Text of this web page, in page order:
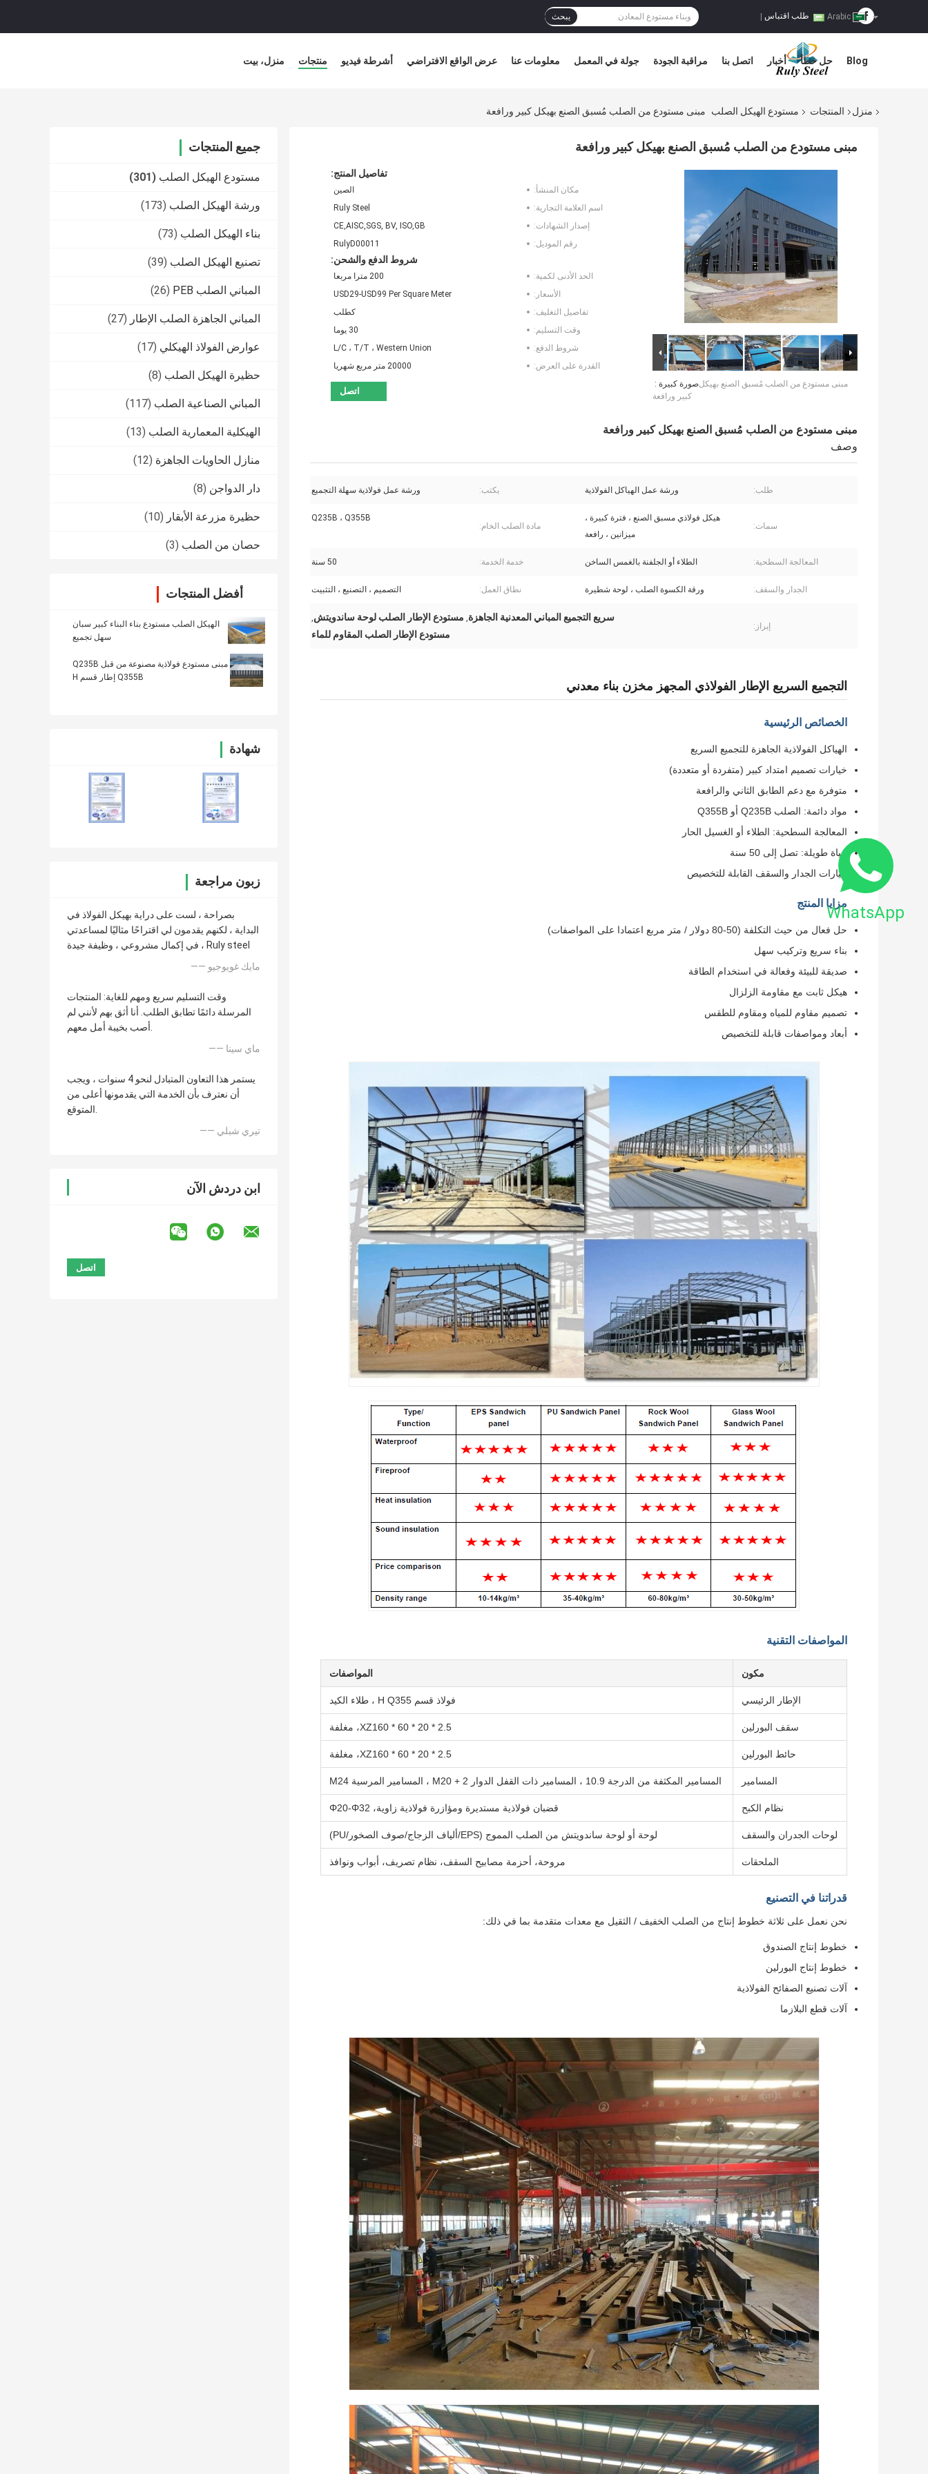
طلب اقتباس يبحث
منزل، بيت منتجات أشرطة فيديو عرض الواقع الافتراضي معلومات عنا جولة في المعمل مراقبة الجودة اتصل بنا أخبار حل خطأ Blog
منزل المنتجات مستودع الهيكل الصلب مبنى مستودع من الصلب مُسبق الصنع بهيكل كبير ورافعة
جميع المنتجات
مستودع الهيكل الصلب (301)
ورشة الهيكل الصلب (173)
بناء الهيكل الصلب (73)
تصنيع الهيكل الصلب (39)
المباني الصلب PEB (26)
المباني الجاهزة الصلب الإطار (27)
عوارض الفولاذ الهيكلي (17)
حظيرة الهيكل الصلب (8)
المباني الصناعية الصلب (117)
الهيكلية المعمارية الصلب (13)
منازل الحاويات الجاهزة (12)
دار الدواجن (8)
حظيرة مزرعة الأبقار (10)
حصان من الصلب (3)
أفضل المنتجات
الهيكل الصلب مستودع بناء البناء كبير سبان
سهل تجميع
مبنى مستودع فولاذية مصنوعة من قبل Q235B
Q355B إطار قسم H
شهادة
زبون مراجعة
بصراحة ، لست على دراية بهيكل الفولاذ في
البداية ، لكنهم يقدمون لي اقتراحًا مثاليًا لمساعدتي
في إكمال مشروعي ، وظيفة جيدة ، Ruly steel
—— مايك غويوجيو
وقت التسليم سريع ومهم للغاية: المنتجات
المرسلة دائمًا تطابق الطلب. أنا أثق بهم لأنني لم
أصب بخيبة أمل معهم.
—— ماي سينا
يستمر هذا التعاون المتبادل لنحو 4 سنوات ، ويجب
أن نعترف بأن الخدمة التي يقدمونها أعلى من
المتوقع.
—— تيري شبلي
ابن دردش الآن
مبنى مستودع من الصلب مُسبق الصنع بهيكل كبير ورافعة
صورة كبيرة :مبنى مستودع من الصلب مُسبق الصنع بهيكل
كبير ورافعة
تفاصيل المنتج:
مكان المنشأ:
الصين
اسم العلامة التجارية:
Ruly Steel
إصدار الشهادات:
CE,AISC,SGS, BV, ISO,GB
رقم الموديل:
RulyD00011
شروط الدفع والشحن:
الحد الأدنى لكمية:
200 مترا مربعا
الأسعار:
USD29-USD99 Per Square Meter
تفاصيل التغليف:
كطلب
وقت التسليم:
30 يوما
شروط الدفع:
L/C ، T/T ، Western Union
القدرة على العرض:
20000 متر مربع شهريا
اتصل
مبنى مستودع من الصلب مُسبق الصنع بهيكل كبير ورافعة
وصف
طلب: ورشة عمل الهياكل الفولاذية يكتب: ورشة عمل فولاذية سهلة التجميع
سمات:
هيكل فولاذي مسبق الصنع ، فترة كبيرة ،
ميزانين ، رافعة
مادة الصلب الخام:
Q235B ، Q355B
المعالجة السطحية: الطلاء أو الجلفنة بالغمس الساخن خدمة الخدمة: 50 سنة
الجدار والسقف: ورقة الكسوة الصلب ، لوحة شطيرة نطاق العمل: التصميم ، التصنيع ، التثبيت
إبراز:
سريع التجميع المباني المعدنية الجاهزة, مستودع الإطار الصلب لوحة ساندويتش,
مستودع الإطار الصلب المقاوم للماء
التجميع السريع الإطار الفولاذي المجهز مخزن بناء معدني
الخصائص الرئيسية
الهياكل الفولاذية الجاهزة للتجميع السريع
خيارات تصميم امتداد كبير (متفردة أو متعددة)
متوفرة مع دعم الطابق الثاني والرافعة
مواد دائمة: الصلب Q235B أو Q355B
المعالجة السطحية: الطلاء أو الغسيل الحار
حياة طويلة: تصل إلى 50 سنة
خيارات الجدار والسقف القابلة للتخصيص
مزايا المنتج
حل فعال من حيث التكلفة (50-80 دولار / متر مربع اعتمادا على المواصفات)
بناء سريع وتركيب سهل
صديقة للبيئة وفعالة في استخدام الطاقة
هيكل ثابت مع مقاومة الزلزال
تصميم مقاوم للمياه ومقاوم للطقس
أبعاد ومواصفات قابلة للتخصيص
المواصفات التقنية
مكون المواصفات
الإطار الرئيسي فولاذ قسم H Q355 ، طلاء الكيد
سقف البورلين XZ160 * 60 * 20 * 2.5، مغلفة
حائط البورلين XZ160 * 60 * 20 * 2.5، مغلفة
المسامير المسامير المكثفة من الدرجة 10.9 ، المسامير ذات القفل الدوار M20 + 2 ، المسامير المرسية M24
نظام الكبح قضبان فولاذية مستديرة ومؤازرة فولاذية زاوية، Φ20-Φ32
لوحات الجدران والسقف لوحة أو لوحة ساندويتش من الصلب المموج (EPS/ألياف الزجاج/صوف الصخور/PU)
الملحقات مروحة، أحزمة مصابيح السقف، نظام تصريف، أبواب ونوافذ
قدراتنا في التصنيع
نحن نعمل على ثلاثة خطوط إنتاج من الصلب الخفيف / الثقيل مع معدات متقدمة بما في ذلك:
خطوط إنتاج الصندوق
خطوط إنتاج البورلين
آلات تصنيع الصفائح الفولاذية
آلات قطع البلازما
WhatsApp